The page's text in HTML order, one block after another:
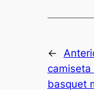
←
camiseta
basquet